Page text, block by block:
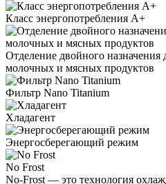
Класс энергопотребления А+
Отделение двойного
молочных и мясных продуктов
Фильтр Nano Titanium
Хладагент
Энергосберегающий режим
No Frost
No-Frost — это технология